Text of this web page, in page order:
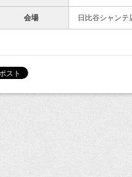
会場 日比谷シャンテ